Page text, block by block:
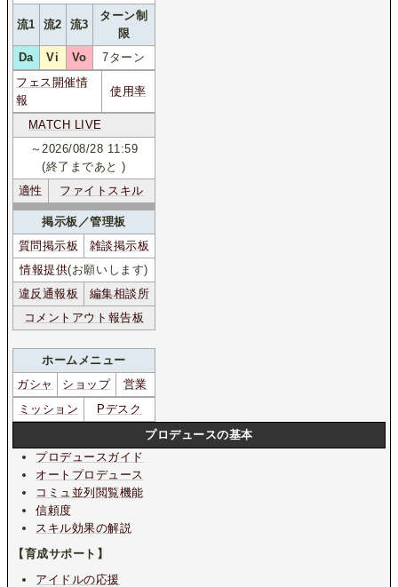
流1 流2 流3
ターン制
限
Da
Vi Vo
7ターン
フェス開催情
報
使用率
MATCH LIVE
適性 ファイトスキル
～2026/08/28 11:59
(終了まであと)
違反通報板
編集相談所
コメントアウト報告板
掲示板／管理板
質問掲示板
雑談掲示板
情報提供(お願いします)
ホームメニュー
ガシャ
ショップ
営業
ミッション
Pデスク
プロデュースの基本
プロデュースガイド
オートプロデュース
コミュ並列閲覧機能
信頼度
スキル効果の解説
【育成サポート】
アイドルの応援